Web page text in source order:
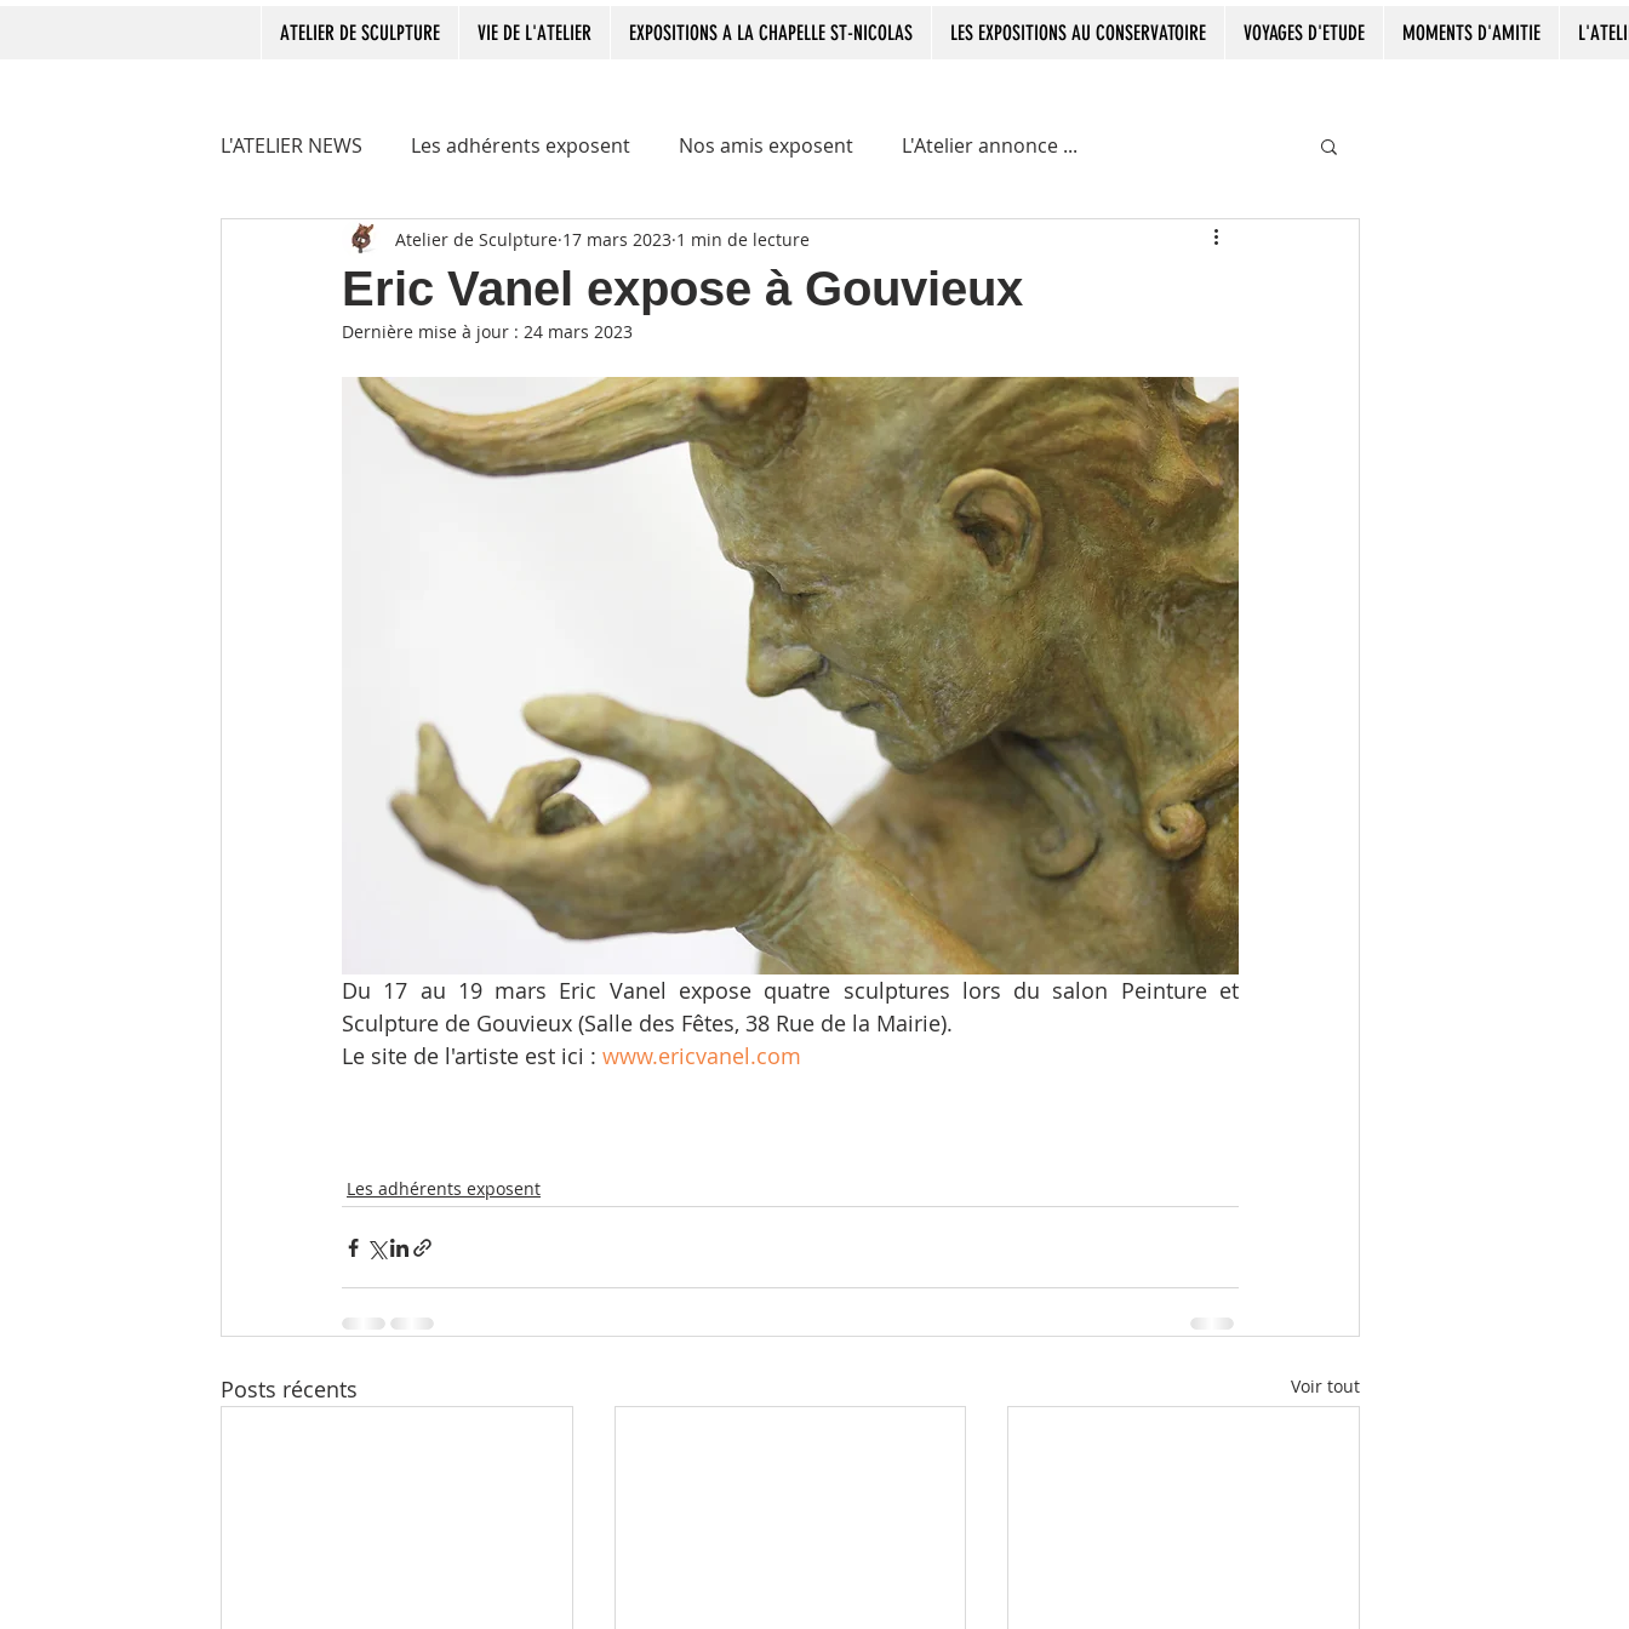
ATELIER DE SCULPTURE VIE DE L'ATELIER EXPOSITIONS A LA CHAPELLE ST-NICOLAS LES EXPOSITIONS AU CONSERVATOIRE VOYAGES D'ETUDE MOMENTS D'AMITIE
L'ATELIER NEWS Les adhérents exposent Nos amis exposent L'Atelier annonce ...
Paroles et ouï-dire Passage de témoin
Eric Vanel expose à Gouvieux
Atelier de Sculpture 17 mars 2023 1 min de lecture
Dernière mise à jour : 24 mars 2023
Du 17 au 19 mars Eric Vanel expose quatre sculptures lors du salon Peinture et
Sculpture de Gouvieux (Salle des Fêtes, 38 Rue de la Mairie).
Le site de l'artiste est ici : www.ericvanel.com
Les adhérents exposent
Posts récents Voir tout